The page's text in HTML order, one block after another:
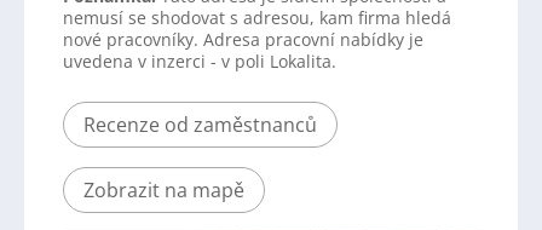
nemusí se shodovat s adresou, kam firma hledá
nové pracovníky. Adresa pracovní nabídky je
uvedena v inzerci - v poli Lokalita.
Recenze od zaměstnanců
Zobrazit na mapě